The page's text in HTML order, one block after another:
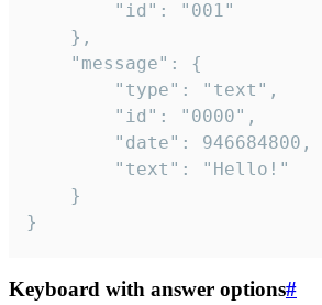
}
Keyboard with answer options#